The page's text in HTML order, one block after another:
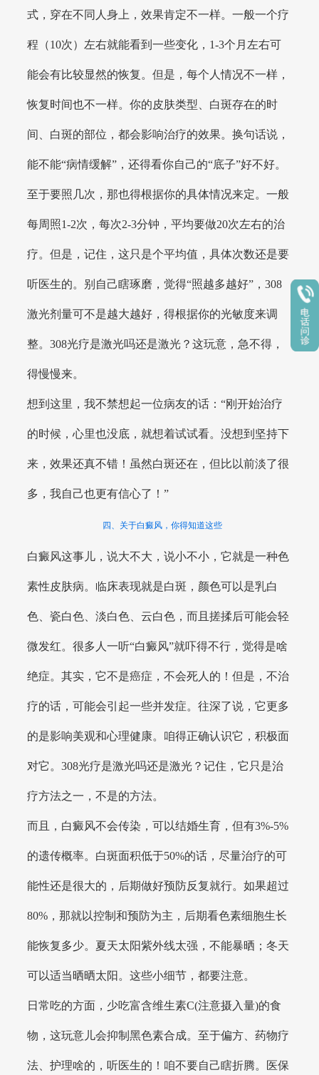
式，穿在不同人身上，效果肯定不一样。一般一个疗
程（10次）左右就能看到一些变化，1-3个月左右可
能会有比较显然的恢复。但是，每个人情况不一样，
恢复时间也不一样。你的皮肤类型、白斑存在的时
间、白斑的部位，都会影响治疗的效果。换句话说，
能不能“病情缓解”，还得看你自己的“底子”好不好。
至于要照几次，那也得根据你的具体情况来定。一般
每周照1-2次，每次2-3分钟，平均要做20次左右的治
疗。但是，记住，这只是个平均值，具体次数还是要
听医生的。别自己瞎琢磨，觉得“照越多越好”，308
激光剂量可不是越大越好，得根据你的光敏度来调
整。308光疗是激光吗还是激光？这玩意，急不得，
得慢慢来。
想到这里，我不禁想起一位病友的话：“刚开始治疗
的时候，心里也没底，就想着试试看。没想到坚持下
来，效果还真不错！虽然白斑还在，但比以前淡了很
多，我自己也更有信心了！”
四、关于白癜风，你得知道这些
白癜风这事儿，说大不大，说小不小，它就是一种色
素性皮肤病。临床表现就是白斑，颜色可以是乳白
色、瓷白色、淡白色、云白色，而且搓揉后可能会轻
微发红。很多人一听“白癜风”就吓得不行，觉得是啥
绝症。其实，它不是癌症，不会死人的！但是，不治
疗的话，可能会引起一些并发症。往深了说，它更多
的是影响美观和心理健康。咱得正确认识它，积极面
对它。308光疗是激光吗还是激光？记住，它只是治
疗方法之一，不是的方法。
而且，白癜风不会传染，可以结婚生育，但有3%-5%
的遗传概率。白斑面积低于50%的话，尽量治疗的可
能性还是很大的，后期做好预防反复就行。如果超过
80%，那就以控制和预防为主，后期看色素细胞生长
能恢复多少。夏天太阳紫外线太强，不能暴晒；冬天
可以适当晒晒太阳。这些小细节，都要注意。
日常吃的方面，少吃富含维生素C(注意摄入量)的食
物，这玩意儿会抑制黑色素合成。至于偏方、药物疗
法、护理啥的，听医生的！咱不要自己瞎折腾。医保